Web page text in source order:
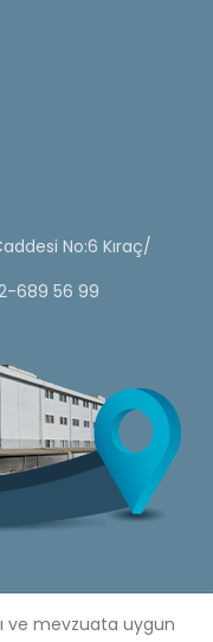
No:6 Kıraç/
689 56 99
Çetinkaya Pano Fiyat
ve mevzuata uygun